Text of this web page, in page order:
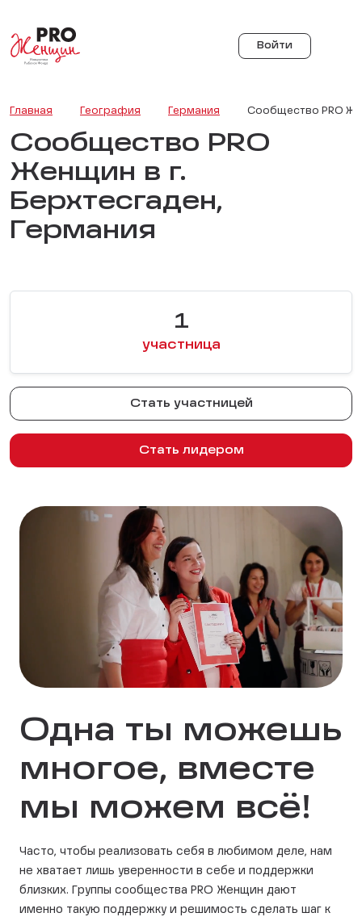
Войти
Главная География Германия Сообщество PRO
Сообщество PRO
Женщин в г.
Берхтесгаден,
Германия
1
участница
Стать участницей
Стать лидером
Одна ты можешь
многое, вместе
мы можем всё!
Часто, чтобы реализовать себя в любимом деле, нам
не хватает лишь уверенности в себе и поддержки
близких. Группы сообщества PRO Женщин дают
именно такую поддержку и решимость сделать шаг к